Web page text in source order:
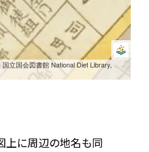
| 国立国会図書館 National Diet Library,
上に周辺の地名も同